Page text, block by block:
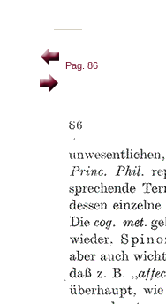
Pag. 86